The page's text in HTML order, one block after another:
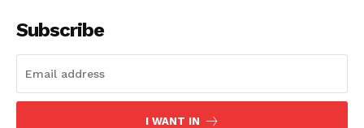
Subscribe
I WANT IN